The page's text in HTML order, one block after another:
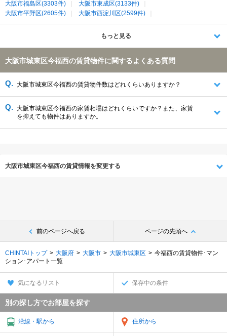
大阪市福島区(3303件)
大阪市東成区(3133件)
大阪市平野区(2605件)
大阪市西淀川区(2599件)
大阪市東住吉区(2334件)
大阪市都島区(2332件)
寝屋川市(1987件)
守口市(1135件)
大阪市港区(1121件)
大阪市旭区(1115件)
大阪市大正区(495件)
四條畷市(368件)
もっと見る
大阪市城東区今福西の賃貸物件に関するよくある質問
大阪市城東区今福西の賃貸物件数はどれくらいありますか？
大阪市城東区今福西の家賃相場はどれくらいですか？また、家賃
を抑えても物件はありますか。
大阪市城東区今福西の賃貸情報を変更する
前のページへ戻る ページの先頭へ
CHINTAIトップ 大阪府 大阪市 大阪市城東区
今福西の賃貸物件･マン
ション･アパート一覧
気になるリスト 保存中の条件
別の探し方でお部屋を探す
沿線・駅から 住所から